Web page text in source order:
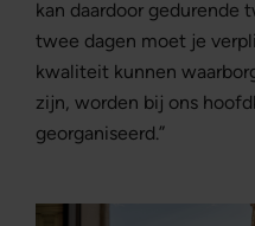
kan daardoor gedurende
twee dagen moet je
kwaliteit kunnen
zijn, worden bij ons
georganiseerd.”